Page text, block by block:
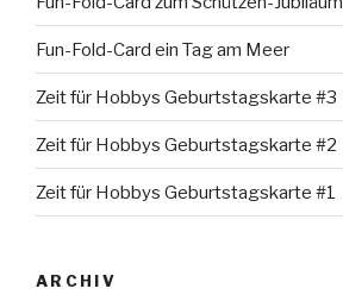
Fun-Fold-Card ein Tag am Meer
Zeit für Hobbys Geburtstagskarte #3
Zeit für Hobbys Geburtstagskarte #2
Zeit für Hobbys Geburtstagskarte #1
ARCHIV